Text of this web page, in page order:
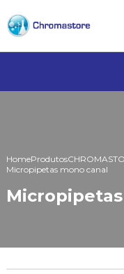
HomeProdutos
Micropipetas mono canal